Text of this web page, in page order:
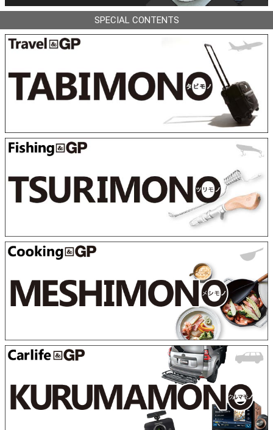
SPECIAL CONTENTS